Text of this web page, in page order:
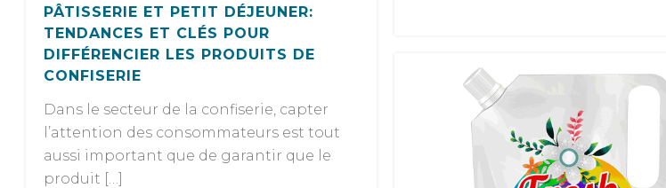
PÂTISSERIE ET PETIT DÉJEUNER:
TENDANCES ET CLÉS POUR
DIFFÉRENCIER LES PRODUITS DE
CONFISERIE
Dans le secteur de la confiserie, capter
l’attention des consommateurs est tout
aussi important que de garantir que le
produit […]